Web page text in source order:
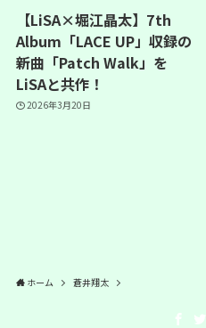
【LiSA×堀江晶太】7th
Album「LACE UP」収録の
新曲「Patch Walk」を
LiSAと共作！
2026年3月20日
ホーム 蒼井翔太